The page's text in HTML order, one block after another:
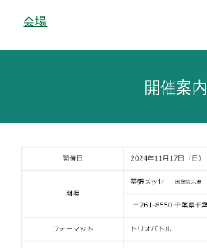
会場
開催案内